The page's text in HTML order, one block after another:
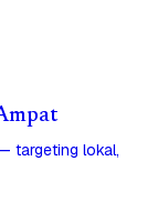
targeting lokal,